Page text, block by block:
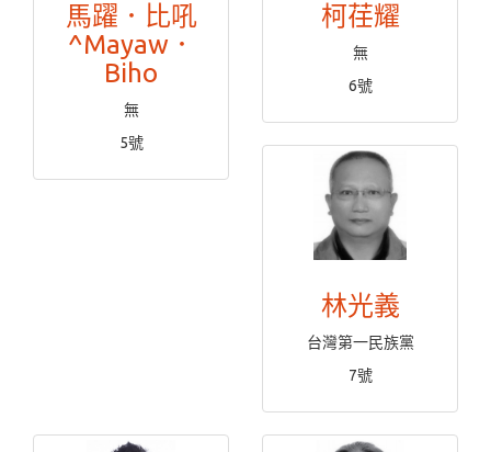
馬躍．比吼
^Mayaw．
Biho
無
5號
柯荏耀
無
6號
林光義
台灣第一民族黨
7號